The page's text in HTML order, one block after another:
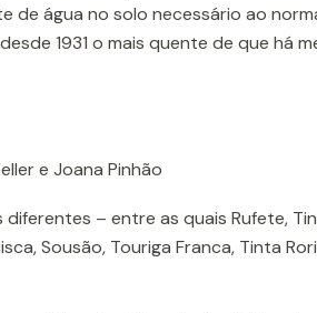
de água no solo necessário ao
1931 o mais quente de que há
e Joana Pinhão
diferentes – entre as quais Rufete,
Sousão, Touriga Franca, Tinta